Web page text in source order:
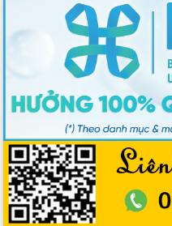
Đảm bảo cuộc bầu cử đại biểu Quốc
hội và đại biểu HĐND các cấp diễn ra
an toàn, hiệu quả, đúng quy định
Thủ tướng Chính phủ Phạm Minh Chính
kiểm tra, chỉ đạo hoàn thành các dự
án cao tốc và thăm khu tái định cư tại
Sôi nổi Hội đua ngựa truyền thống Gò
Thì Thùng mừng Xuân Bính Ngọ 2026
Lãnh đạo tỉnh dâng hương tưởng niệm
tại Đập Đồng Cam đầu Xuân Bính Ngọ
Ngành nông nghiệp phấn đấu tăng